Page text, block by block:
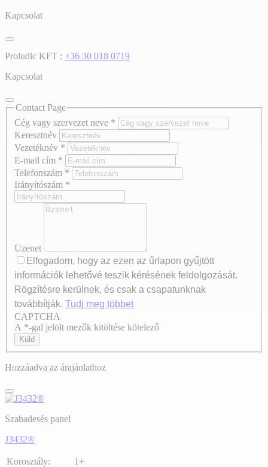
Kapcsolat
Proludic KFT : +36 30 018 0719
Kapcsolat
Contact Page
Cég vagy szervezet neve *
Keresztnév
Vezetéknév *
E-mail cím *
Telefonszám *
Irányítószám *
Üzenet
Elfogadom, hogy az ezen az űrlapon gyűjtött
információk lehetővé teszik kérésének feldolgozását.
Rögzítésre kerülnek, és csak a csapatunknak
továbbítják. Tudj meg többet
Axeptio consent
CAPTCHA
A *-gal jelölt mezők kitöltése kötelező
Küld
Hozzáadva az árajánlathoz
Szabadesés panel
J3432®
Korosztály:
1+